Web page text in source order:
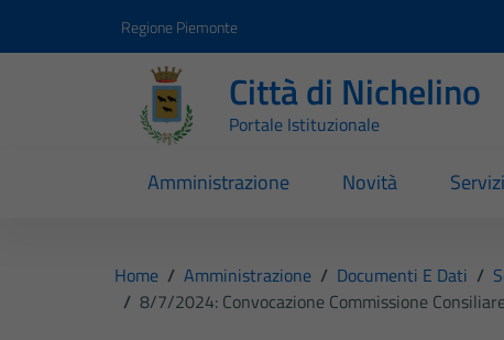
Regione Piemonte
Città di Nichelino
Portale Istituzionale
Amministrazione Novità Servizi
Home / Amministrazione / Documenti E Dati /
/ 8/7/2024: Convocazione Commissione